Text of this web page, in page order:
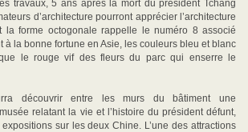
travaux, 5 ans après la mort du président Tchang
d’architecture pourront apprécier l’architecture
la forme octogonale rappelle le numéro 8 associé
à la bonne fortune en Asie, les couleurs bleu et blanc
le rouge vif des fleurs du parc qui enserre le
découvrir entre les murs du bâtiment une
relatant la vie et l’histoire du président défunt,
sur les deux Chine. L’une des attractions